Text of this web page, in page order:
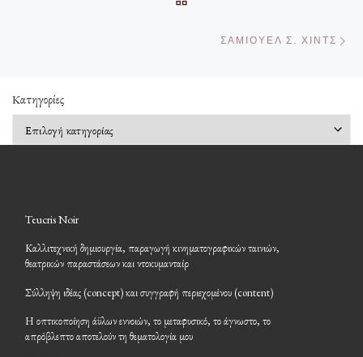
ΣΆΜΙΟΥΕΛ Σ. ΧΙΝΤΣ
Kατηγορίες
Teucris Noir
Καλλιτεχνική δημιουργία, παραγωγή κινηματογραφικών ταινιών,
θεατρικών παραστάσεων και ντοκυμανταίρ
Σύλληψη ιδέας (concept) και συγγραφή περιεχομένου (content)
Η οπτικοποίηση άϋλων εννοιών, το μεταφυσικό, το άγνωστο, το
απρόβλεπτο αποτελούν τη θεματολογία μου